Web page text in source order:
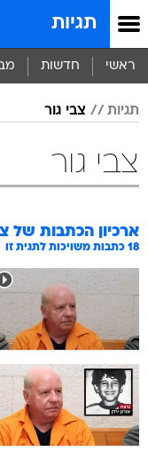
תגיות
ראשי חדשות
תגיות צבי גור
צבי גור
ארכיון הכתבות של
18 כתבות משויכות לתגית זו